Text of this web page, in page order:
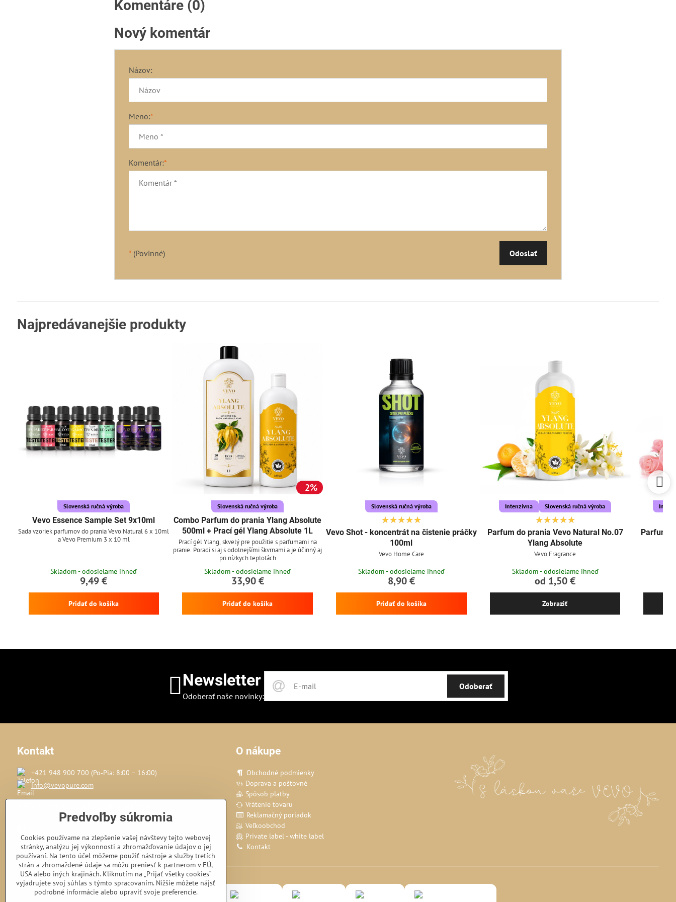
Komentáre (0)
Nový komentár
Názov:
Meno:*
Komentár:*
*(Povinné) Odoslať
Najpredávanejšie produkty
Slovenská ručná výroba
Vevo Essence Sample Set 9x10ml
Sada vzoriek parfumov do prania Vevo Natural 6 x 10ml
a Vevo Premium 3 x 10 ml
Skladom - odosielame ihneď
9,49 €
Pridať do košíka
2%
Slovenská ručná výroba
Combo Parfum do prania Ylang Absolute
500ml + Prací gél Ylang Absolute 1L
Prací gél Ylang, skvelý pre použitie s parfumami na
pranie. Poradí si aj s odolnejšími škvrnami a je účinný aj
pri nízkych teplotách
Skladom - odosielame ihneď
33,90 €
Pridať do košíka
Slovenská ručná výroba
Vevo Shot - koncentrát na čistenie práčky
100ml
Vevo Home Care
Skladom - odosielame ihneď
8,90 €
Pridať do košíka
Intenzívna Slovenská ručná výroba
Parfum do prania Vevo Natural No.07
Ylang Absolute
Vevo Fragrance
Skladom - odosielame ihneď
od 1,50 €
Zobraziť
Parfum
Newsletter
Odoberať naše novinky:
Odoberať
Kontakt
+421 948 900 700 (Po‑Pia: 8:00 – 16:00)
info@vevopure.com
O nákupe
Obchodné podmienky
Doprava a poštovné
Spôsob platby
Vrátenie tovaru
Reklamačný poriadok
Veľkoobchod
Private label - white label
Kontakt
Predvoľby súkromia
Cookies používame na zlepšenie vašej návštevy tejto webovej
stránky, analýzu jej výkonnosti a zhromažďovanie údajov o jej
používaní. Na tento účel môžeme použiť nástroje a služby tretích
strán a zhromaždené údaje sa môžu preniesť k partnerom v EÚ,
USA alebo iných krajinách. Kliknutím na „Prijať všetky cookies“
vyjadrujete svoj súhlas s týmto spracovaním. Nižšie môžete nájsť
podrobné informácie alebo upraviť svoje preferencie.